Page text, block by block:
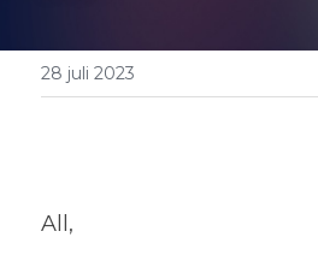
28 juli 2023
All,